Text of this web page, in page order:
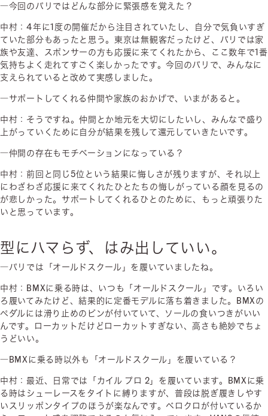
―今回のパリではどんな部分に緊張感を覚えた？
中村：4年に1度の開催だから注目されていたし、自分で気負いすぎ
ていた部分もあったと思う。東京は無観客だったけど、パリでは家
族や友達、スポンサーの方も応援に来てくれたから、ここ数年で1番
気持ちよく走れてすごく楽しかったです。今回のパリで、みんなに
支えられていると改めて実感しました。
―サポートしてくれる仲間や家族のおかげで、いまがあると。
中村：そうですね。仲間とか地元を大切にしたいし、みんなで盛り
上がっていくために自分が結果を残して還元していきたいです。
―仲間の存在もモチベーションになっている？
中村：前回と同じ5位という結果に悔しさが残りますが、それ以上
にわざわざ応援に来てくれたひとたちの悔しがっている顔を見るの
が悲しかった。サポートしてくれるひとのために、もっと頑張りた
いと思っています。
型にハマらず、はみ出していい。
―パリでは「オールドスクール」を履いていましたね。
中村：BMXに乗る時は、いつも「オールドスクール」です。いろい
ろ履いてみたけど、結果的に定番モデルに落ち着きました。BMXの
ペダルには滑り止めのピンが付いていて、ソールの食いつきがいい
んです。ローカットだけどローカットすぎない、高さも絶妙でちょ
うどいい。
―BMXに乗る時以外も「オールドスクール」を履いている？
中村：最近、日常では「カイル プロ 2」を履いています。BMXに乗
る時はシューレースをタイトに縛りますが、普段は脱ぎ履きしやす
いスリッポンタイプのほうが楽なんです。ベロクロが付いているか